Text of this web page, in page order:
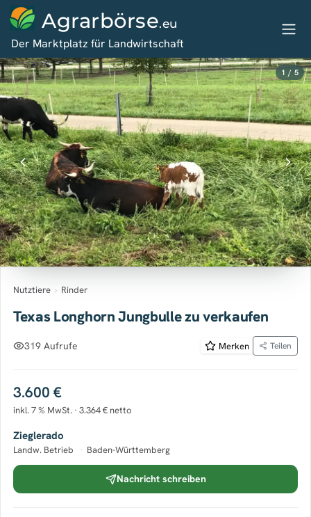
Agrarbörse.eu
Der Marktplatz für Landwirtschaft
1 / 5
Nutztiere › Rinder
Texas Longhorn Jungbulle zu verkaufen
319 Aufrufe Merken Teilen
3.600 €
inkl. 7 % MwSt. · 3.364 € netto
Zieglerado
Landw. Betrieb · Baden-Württemberg
Nachricht schreiben